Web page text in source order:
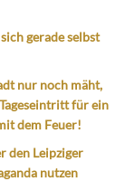
gerade selbst
nur noch mäht,
für ein
dem Feuer!
den Leipziger
nutzen